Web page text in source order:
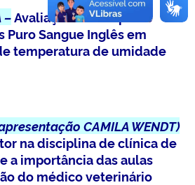
– Avaliação do tempo de
Puro Sangue Inglês em
temperatura de umidade
CAMILA WENDT)
na disciplina de clínica de
a importância das aulas
do médico veterinário